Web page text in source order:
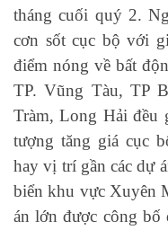
tháng cuối quý 2.
cơn sốt cục bộ với
điểm nóng về bất
TP. Vũng Tàu, TP
Tràm, Long Hải đều
tượng tăng giá cục
hay vị trí gần các dự
biển khu vực Xuyên
án lớn được công bố